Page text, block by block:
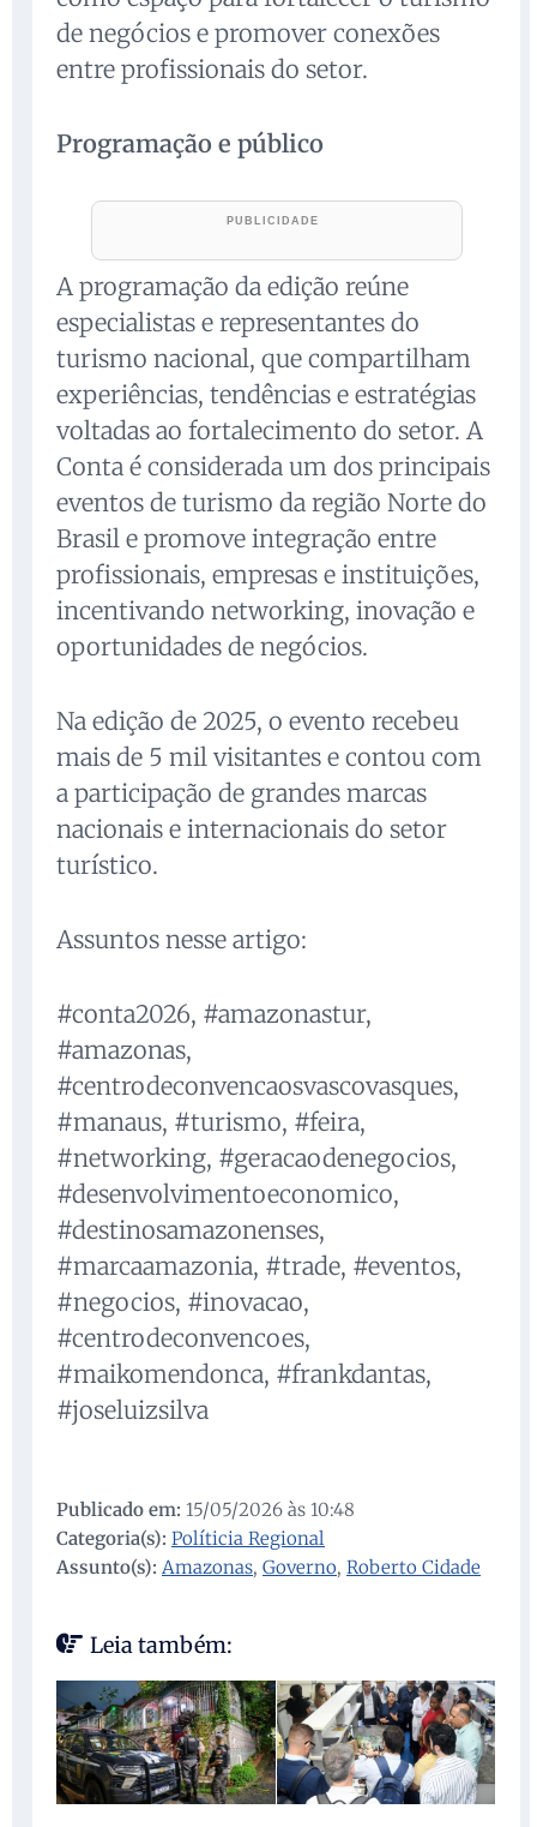
de negócios e promover conexões
entre profissionais do setor.
Programação e público
A programação da edição reúne
especialistas e representantes do
turismo nacional, que compartilham
experiências, tendências e estratégias
voltadas ao fortalecimento do setor. A
Conta é considerada um dos principais
eventos de turismo da região Norte do
Brasil e promove integração entre
profissionais, empresas e instituições,
incentivando networking, inovação e
oportunidades de negócios.
Na edição de 2025, o evento recebeu
mais de 5 mil visitantes e contou com
a participação de grandes marcas
nacionais e internacionais do setor
turístico.
Assuntos nesse artigo:
#conta2026, #amazonastur,
#amazonas,
#centrodeconvencaosvascovasques,
#manaus, #turismo, #feira,
#networking, #geracaodenegocios,
#desenvolvimentoeconomico,
#destinosamazonenses,
#marcaamazonia, #trade, #eventos,
#negocios, #inovacao,
#centrodeconvencoes,
#maikomendonca, #frankdantas,
#joseluizsilva
Publicado em: 15/05/2026 às 10:48
Categoria(s): Políticia Regional
Assunto(s): Amazonas, Governo, Roberto Cidade
Leia também: